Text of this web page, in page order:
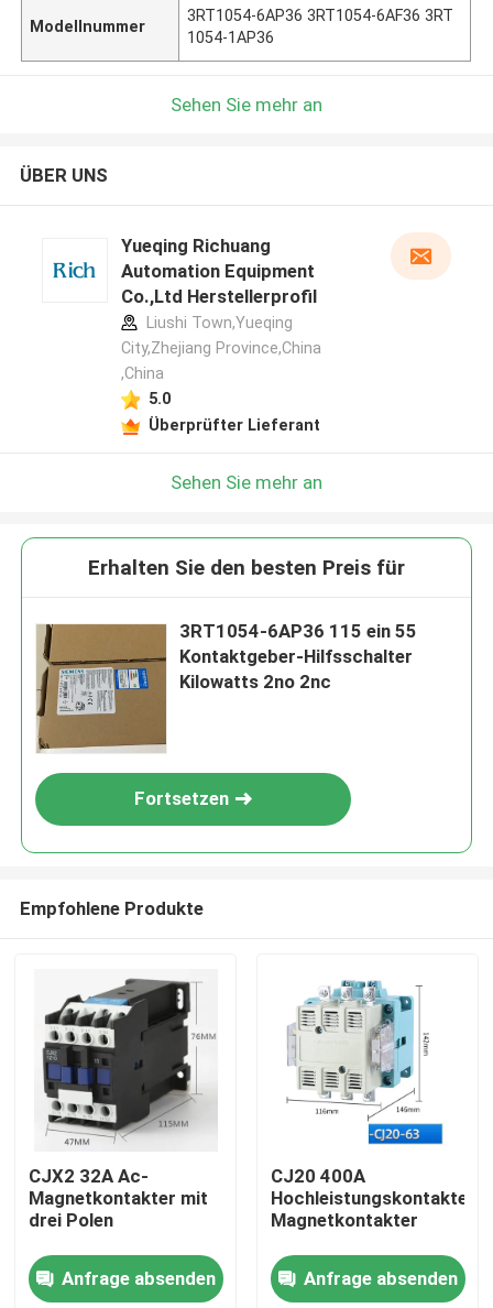
Modellnummer
3RT1054-6AP36 3RT1054-6AF36 3RT
1054-1AP36
Sehen Sie mehr an
ÜBER UNS
Yueqing Richuang
Automation Equipment
Co.,Ltd Herstellerprofil
Liushi Town,Yueqing
City,Zhejiang Province,China
,China
5.0
Überprüfter Lieferant
Sehen Sie mehr an
Erhalten Sie den besten Preis für
3RT1054-6AP36 115 ein 55
Kontaktgeber-Hilfsschalter
Kilowatts 2no 2nc
Fortsetzen
Empfohlene Produkte
CJX2 32A Ac-
Magnetkontakter mit
drei Polen
Anfrage absenden
CJ20 400A
Hochleistungskontakter
Magnetkontakter
Anfrage absenden